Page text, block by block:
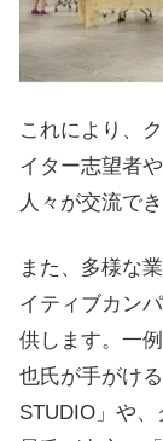
これにより、
イター志望者
人々が交流で
また、多様な
イティブカン
供します。一
也氏が手がけ
STUDIO」や